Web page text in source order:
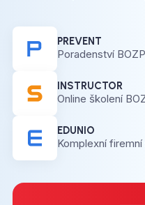
PREVENT
Poradenství
INSTRUCTOR
Online školení
EDUNIO
Komplexní firemní